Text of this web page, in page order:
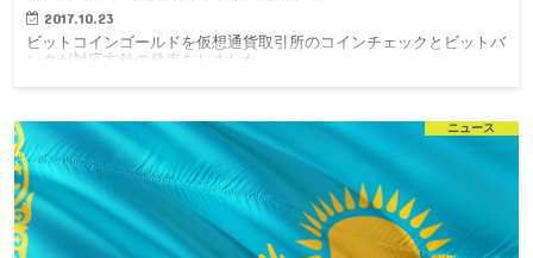
2017.10.23
ビットコインゴールドを仮想通貨取引所のコインチェックとビットバ
ンクが対応方針の発表をしました。
ニュース